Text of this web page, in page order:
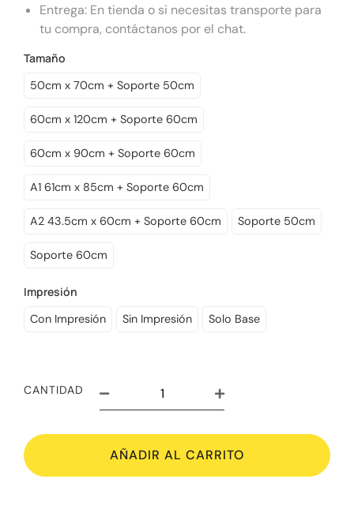
Entrega: En tienda o si necesitas transporte para
tu compra, contáctanos por el chat.
Tamaño
50cm x 70cm + Soporte 50cm
60cm x 120cm + Soporte 60cm
60cm x 90cm + Soporte 60cm
A1 61cm x 85cm + Soporte 60cm
A2 43.5cm x 60cm + Soporte 60cm Soporte 50cm
Soporte 60cm
Impresión
Con Impresión Sin Impresión Solo Base
CANTIDAD
AÑADIR AL CARRITO